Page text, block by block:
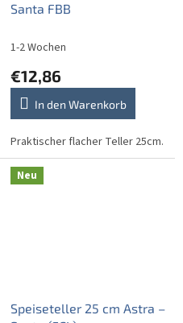
Santa FBB
1-2 Wochen
€12,86
In den Warenkorb
Praktischer flacher Teller 25cm.
Neu
Speiseteller 25 cm Astra –